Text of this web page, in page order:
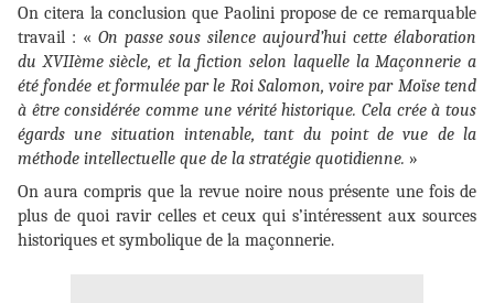
On citera la conclusion que Paolini propose de ce remarquable
travail : « On passe sous silence aujourd’hui cette élaboration
du XVIIème siècle, et la fiction selon laquelle la Maçonnerie a
été fondée et formulée par le Roi Salomon, voire par Moïse tend
à être considérée comme une vérité historique. Cela crée à tous
égards une situation intenable, tant du point de vue de la
méthode intellectuelle que de la stratégie quotidienne. »
On aura compris que la revue noire nous présente une fois de
plus de quoi ravir celles et ceux qui s’intéressent aux sources
historiques et symbolique de la maçonnerie.